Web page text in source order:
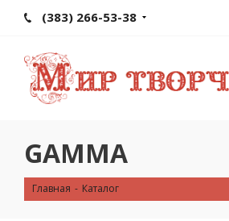
(383) 266-53-38
GAMMA
Главная - Каталог